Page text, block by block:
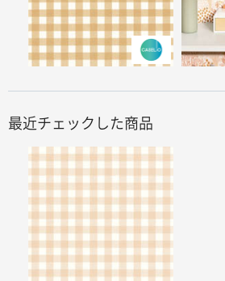
最近チェックした商品